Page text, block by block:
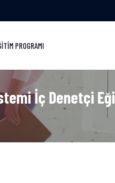
PROGRAMI
İç Denetçi